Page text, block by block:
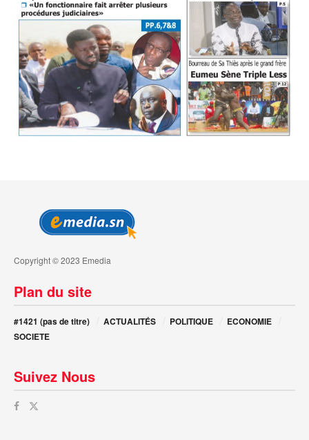
Copyright © 2023 Emedia
Plan du site
#1421 (pas de titre) ACTUALITÉS POLITIQUE
ECONOMIE
SOCIETE
Suivez Nous